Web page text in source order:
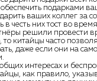
подарками
ваших коллег за
честь них тост во
решили провести
китайцы часто
даже если они на
интересах и
как правило,